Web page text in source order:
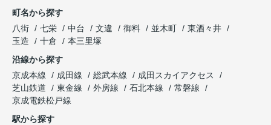
町名から探す
八街
七栄 中台 文違 御料 並木町
東酒々井
玉造
十倉
本三里塚
沿線から探す
京成本線
成田線 総武本線
成田スカイアクセス
芝山鉄道
東金線 外房線 石北本線
常磐線
京成電鉄松戸線
駅から探す